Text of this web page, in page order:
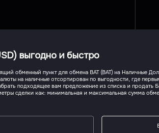
выгодно и быстро
обменный пункт для обмена BAT (BAT) на Наличные
на наличные отсортирован по выгодности, где
подходящее вам предложение из списка и продать
сделки как: минимальная и максимальная сумма